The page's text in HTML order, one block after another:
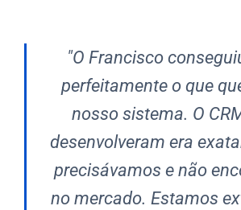
"O Francisco
perfeitamente o que
nosso sistema. O
desenvolveram era
precisávamos e não
no mercado. Estamos